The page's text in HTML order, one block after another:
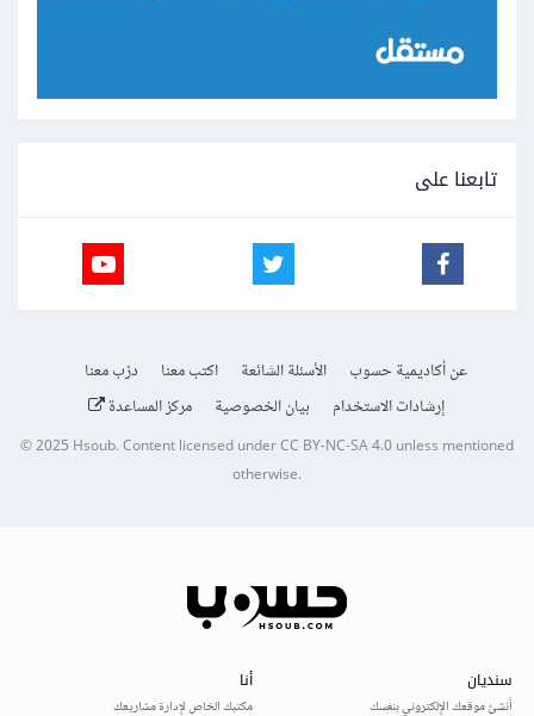
تابعنا على
عن أكاديمية حسوب الأسئلة الشائعة اكتب معنا
درّب معنا
إرشادات الاستخدام
بيان الخصوصية مركز المساعدة
© 2025Hsoub.Content licensed underCC BY-NC-SA 4.0unless mentioned
otherwise.